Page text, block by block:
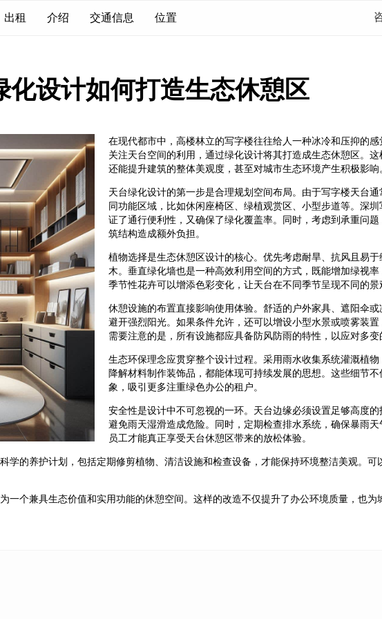
出租 介绍 交通信息 位置
化设计如何打造生态休憩区
在现代都市中，高楼林立的写字楼往往给人一种冰冷和压抑的
关注天台空间的利用，通过绿化设计将其打造成生态休憩区。
还能提升建筑的整体美观度，甚至对城市生态环境产生积极影响
天台绿化设计的第一步是合理规划空间布局。由于写字楼天台
同功能区域，比如休闲座椅区、绿植观赏区、小型步道等。深
证了通行便利性，又确保了绿化覆盖率。同时，考虑到承重问
筑结构造成额外负担。
植物选择是生态休憩区设计的核心。优先考虑耐旱、抗风且易
木。垂直绿化墙也是一种高效利用空间的方式，既能增加绿视
季节性花卉可以增添色彩变化，让天台在不同季节呈现不同的景
休憩设施的布置直接影响使用体验。舒适的户外家具、遮阳伞
避开强烈阳光。如果条件允许，还可以增设小型水景或喷雾装
需要注意的是，所有设施都应具备防风防雨的特性，以应对多变
生态环保理念应贯穿整个设计过程。采用雨水收集系统灌溉植
降解材料制作装饰品，都能体现可持续发展的思想。这些细节
象，吸引更多注重绿色办公的租户。
安全性是设计中不可忽视的一环。天台边缘必须设置足够高度
避免雨天湿滑造成危险。同时，定期检查排水系统，确保暴雨
员工才能真正享受天台休憩区带来的放松体验。
学的养护计划，包括定期修剪植物、清洁设施和检查设备，才能保持环境整洁美观。
一个兼具生态价值和实用功能的休憩空间。这样的改造不仅提升了办公环境质量，也